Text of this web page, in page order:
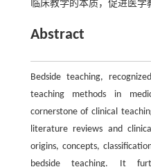
临床教学的本质，促进医学
Abstract
Bedside teaching,
teaching methods in
cornerstone of clinical
literature reviews and
origins, concepts,
bedside teaching. It